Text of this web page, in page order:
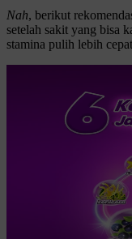
Nah, berikut
setelah sakit yang bisa
stamina pulih lebih